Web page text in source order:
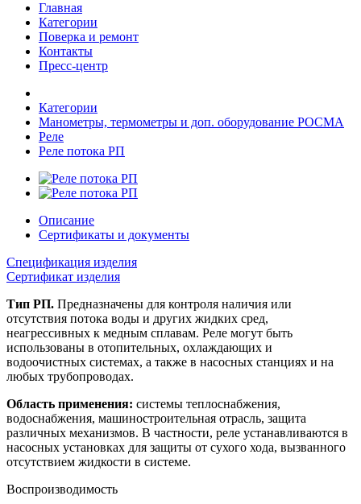
Главная
Категории
Поверка и ремонт
Контакты
Пресс-центр
Категории
Манометры, термометры и доп. оборудование РОСМА
Реле
Реле потока РП
Описание
Сертификаты и документы
Спецификация изделия
Сертификат изделия
Тип РП. Предназначены для контроля наличия или
отсутствия потока воды и других жидких сред,
неагрессивных к медным сплавам. Реле могут быть
использованы в отопительных, охлаждающих и
водоочистных системах, а также в насосных станциях и на
любых трубопроводах.
Область применения: системы теплоснабжения,
водоснабжения, машиностроительная отрасль, защита
различных механизмов. В частности, реле устанавливаются в
насосных установках для защиты от сухого хода, вызванного
отсутствием жидкости в системе.
Воспроизводимость